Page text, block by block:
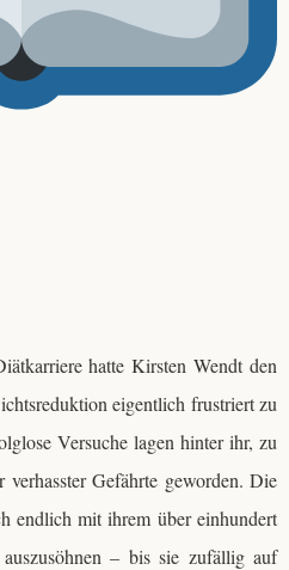
hatte Kirsten Wendt den
eigentlich frustriert zu
Versuche lagen hinter ihr, zu
Gefährte geworden. Die
endlich mit ihrem über einhundert
– bis sie zufällig auf